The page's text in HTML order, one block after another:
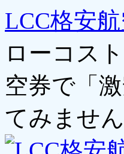
LCC格安
ローコス
空券で「
てみませ